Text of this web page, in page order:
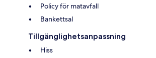
Policy för matavfall
Bankettsal
Tillgänglighetsanpassning
Hiss